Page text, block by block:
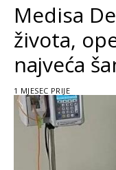
Medisa
života,
najveća
1 MJESEC PRIJE